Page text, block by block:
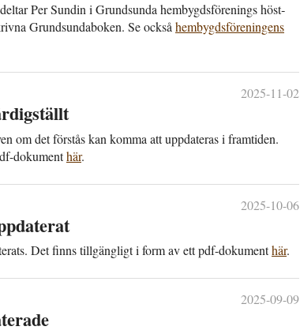
Per Sundin i Grundsunda hem­bygds­förenings höst­
Grundsunda­boken. Se också hem­bygds­föreningens
2025-11-02
om det förstås kan komma att upp­dateras i fram­tiden.
dokumenthär.
2025-10-06
Det finns till­gängligt i form av ett pdf-dokumenthär.
2025-09-09